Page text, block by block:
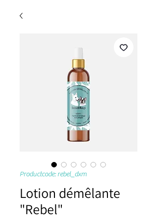
Productcode: rebel_dxm
Lotion démêlante
"Rebel"